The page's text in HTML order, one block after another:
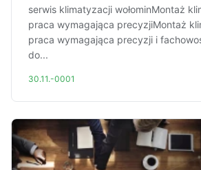
serwis klimatyzacji wołominMontaż
praca wymagająca precyzjiMontaż
praca wymagająca precyzji i
do...
30.11.-0001